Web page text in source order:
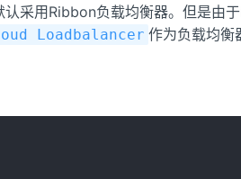
采用Ribbon负载均衡器。但是由
Loadbalancer 作为负载均衡